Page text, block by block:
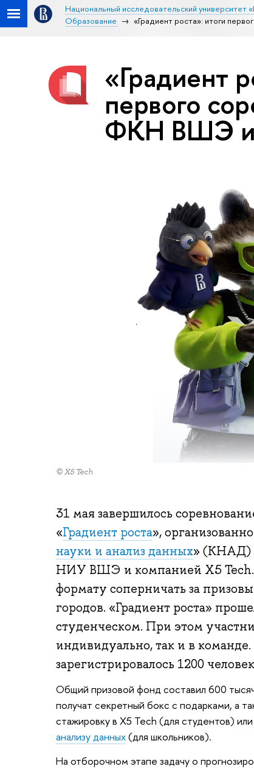
Национальный исследовательский университет
Образование
«Градиент роста»: итоги
«Градиент
первого
ФКН ВШЭ и
© X5 Tech
31 мая завершилось
«Градиент роста»,
науки и анализ данных» (КНАД)
НИУ ВШЭ и компанией X5 Tech.
формату соперничать за
городов. «Градиент роста»
студенческом. При этом
индивидуально, так и в
зарегистрировалось 1200
Общий призовой фонд составил 600
получат секретный бокс с подарками, а
стажировку в X5 Tech (для студентов)
анализу данных(для школьников).
На отборочном этапе задачу о